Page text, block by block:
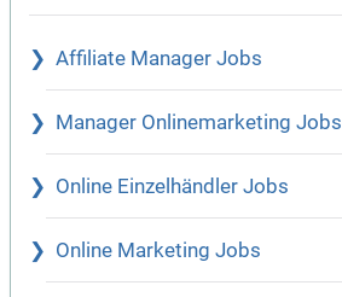
Affiliate Manager Jobs
Manager Onlinemarketing Jobs
Online Einzelhändler Jobs
Online Marketing Jobs